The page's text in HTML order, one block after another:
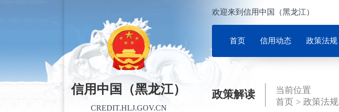
信用中国（黑龙江）
CREDIT.HLJ.GOV.CN
欢迎来到信用中国（黑龙江）
首页 信用动态 政策法规
政策解读
当前位置
首页 > 政策法规